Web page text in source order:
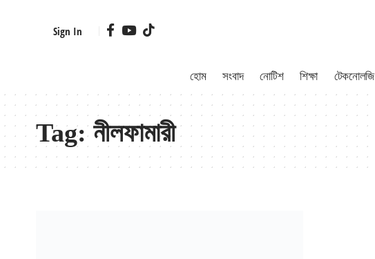
Sign In
হোম সংবাদ নোটিশ শিক্ষা টেকনোলজি
Tag:নীলফামারী